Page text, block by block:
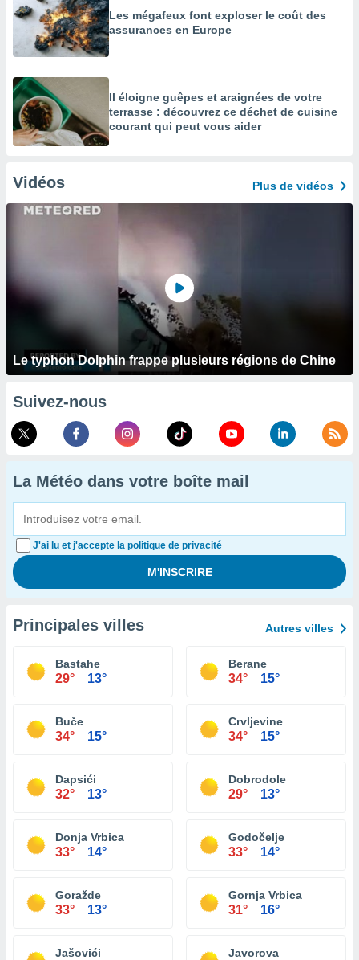
Les mégafeux font exploser le coût des
assurances en Europe
Il éloigne guêpes et araignées de votre
terrasse : découvrez ce déchet de cuisine
courant qui peut vous aider
Vidéos Plus de vidéos
Le typhon Dolphin frappe plusieurs régions de Chine
Suivez-nous
La Météo dans votre boîte mail
J'ai lu et j'accepte la politique de privacité
Principales villes Autres villes
Bastahe
29° 13°
Berane
34° 15°
Buče
34° 15°
Crvljevine
34° 15°
Dapsići
32° 13°
Dobrodole
29° 13°
Donja Vrbica
33° 14°
Godočelje
33° 14°
Goražde
33° 13°
Gornja Vrbica
31° 16°
Jašovići Javorova